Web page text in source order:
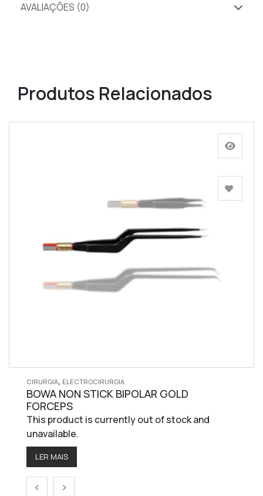
AVALIAÇÕES (0)
Produtos Relacionados
CIRURGIA, ELECTROCIRURGIA
BOWA NON STICK BIPOLAR GOLD
FORCEPS
This product is currently out of stock and
unavailable.
LER MAIS
‹ ›